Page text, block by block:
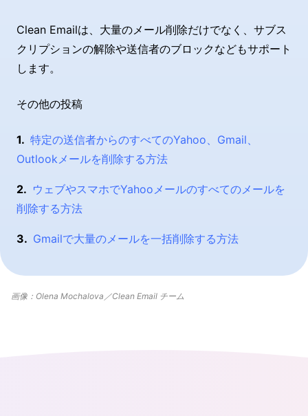
Clean Emailは、大量のメール削除だけでなく、サブス
クリプションの解除や送信者のブロックなどもサポート
します。
その他の投稿
特定の送信者からのすべてのYahoo、Gmail、
Outlookメールを削除する方法
ウェブやスマホでYahooメールのすべてのメールを
削除する方法
Gmailで大量のメールを一括削除する方法
画像：Olena Mochalova／Clean Email チーム